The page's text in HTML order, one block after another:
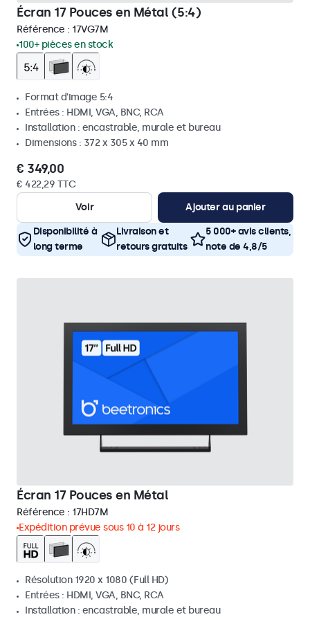
Écran 17 Pouces en Métal (5:4)
Référence : 17VG7M
100+ pièces en stock
Format d'image 5:4
Entrées : HDMI, VGA, BNC, RCA
Installation : encastrable, murale et bureau
Dimensions : 372 x 305 x 40 mm
€ 349,00
€ 422,29 TTC
Voir
Ajouter au panier
Disponibilité à
long terme
Livraison et
retours gratuits
5 000+ avis clients,
note de 4,8/5
Écran 17 Pouces en Métal
Référence : 17HD7M
Expédition prévue sous 10 à 12 jours
Résolution 1920 x 1080 (Full HD)
Entrées : HDMI, VGA, BNC, RCA
Installation : encastrable, murale et bureau